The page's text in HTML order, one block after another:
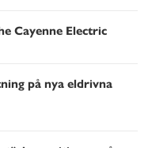
Cayenne Electric
på nya eldrivna